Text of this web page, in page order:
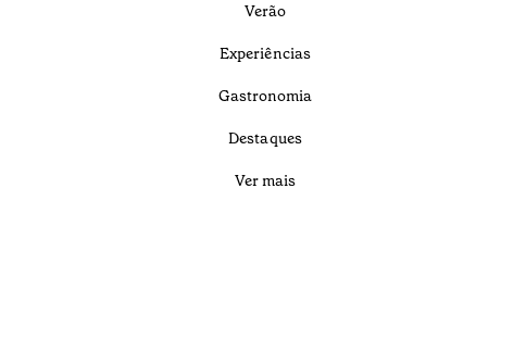
Verão
Experiências
Gastronomia
Destaques
Ver mais